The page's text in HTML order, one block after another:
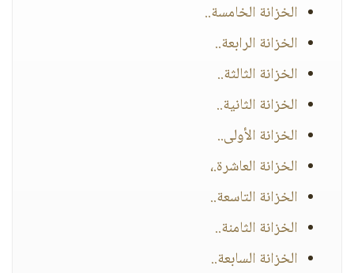
الخزانة الخامسة..
الخزانة الرابعة..
الخزانة الثالثة..
الخزانة الثانية..
الخزانة الأولى..
الخزانة العاشرة.،
الخزانة التاسعة..
الخزانة الثامنة..
الخزانة السابعة..